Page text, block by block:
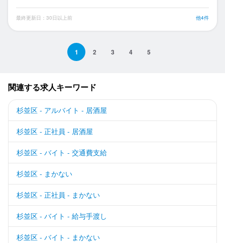
最終更新日：30日以上前 他4件
1 2 3 4 5
関連する求人キーワード
杉並区 - アルバイト - 居酒屋
杉並区 - 正社員 - 居酒屋
杉並区 - バイト - 交通費支給
杉並区 - まかない
杉並区 - 正社員 - まかない
杉並区 - バイト - 給与手渡し
杉並区 - バイト - まかない